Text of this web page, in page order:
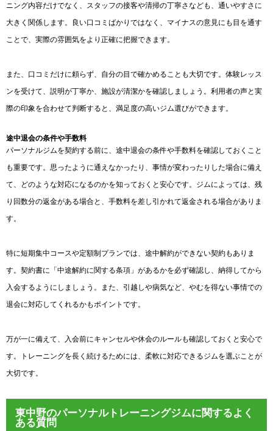
ニング内容だけでなく、スタッフの接客や清掃の丁寧さなども、通いやすさに
大きく関係します。良い口コミばかりではなく、マイナスの意見にも目を通す
ことで、実際の雰囲気をより正確に把握できます。
また、口コミだけに頼らず、自分の目で確かめることも大切です。体験レッス
ンを受けて、説明が丁寧か、施設が清潔かを確認しましょう。利用者の声と実
際の印象を合わせて判断すると、満足度の高いジム選びができます。
途中退会の条件や手数料
パーソナルジムを契約する前に、途中退会の条件や手数料を確認しておくこと
も重要です。思ったように通えなかったり、事情が変わったりした場合に備え
て、どのような対応になるのかを知っておくと安心です。ジムによっては、残
り回数分の返金がある場合と、手数料を差し引かれて返金される場合がありま
す。
特に短期集中コースや定額制プランでは、途中解約ができない契約もありま
す。契約書に「中途解約に関する条項」があるかを必ず確認し、納得してから
入会するようにしましょう。また、引越しや病気など、やむを得ない事情での
退会に対応してくれるかもポイントです。
万が一に備えて、入会前にキャンセルや休会のルールも確認しておくと安心で
す。トレーニングを長く続けるためには、柔軟に対応できるジムを選ぶことが
大切です。
東中野のパーソナルトレーニングジムに関するよく
ある質問